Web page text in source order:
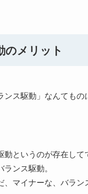
メリット
ス駆動」なんても
というのが存在して
ンス駆動。
マイナーな、バラ